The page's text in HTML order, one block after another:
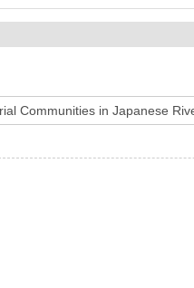
Communities in Japanese